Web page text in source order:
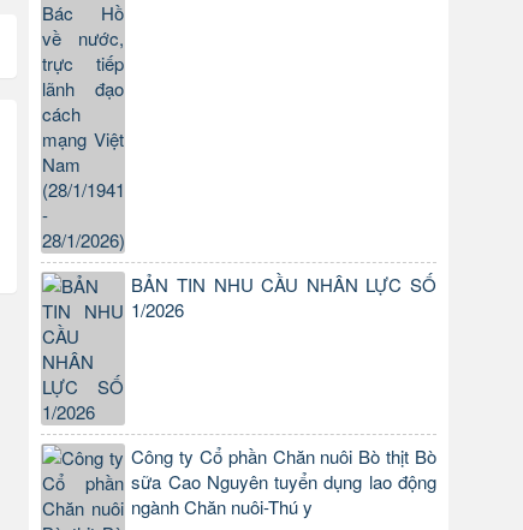
BẢN TIN NHU CẦU NHÂN LỰC SỐ
1/2026
Công ty Cổ phần Chăn nuôi Bò thịt Bò
sữa Cao Nguyên tuyển dụng lao động
ngành Chăn nuôi-Thú y